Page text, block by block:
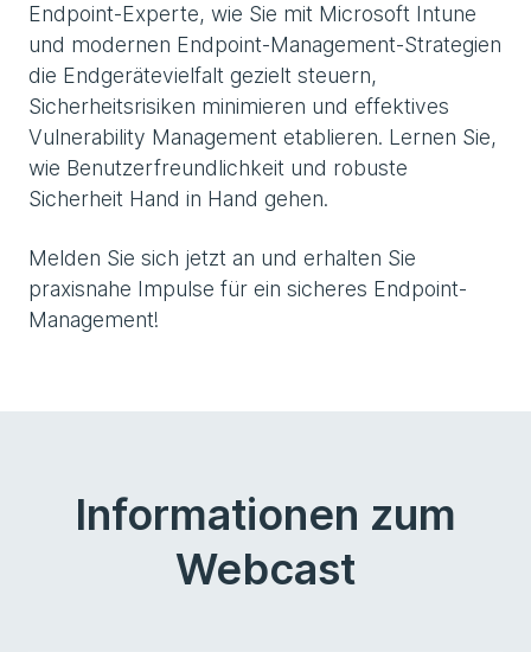
Endpoint-Experte, wie Sie mit Microsoft Intune
und modernen Endpoint-Management-Strategien
die Endgerätevielfalt gezielt steuern,
Sicherheitsrisiken minimieren und effektives
Vulnerability Management etablieren. Lernen Sie,
wie Benutzerfreundlichkeit und robuste
Sicherheit Hand in Hand gehen.
Melden Sie sich jetzt an und erhalten Sie
praxisnahe Impulse für ein sicheres Endpoint-
Management!
Informationen zum
Webcast